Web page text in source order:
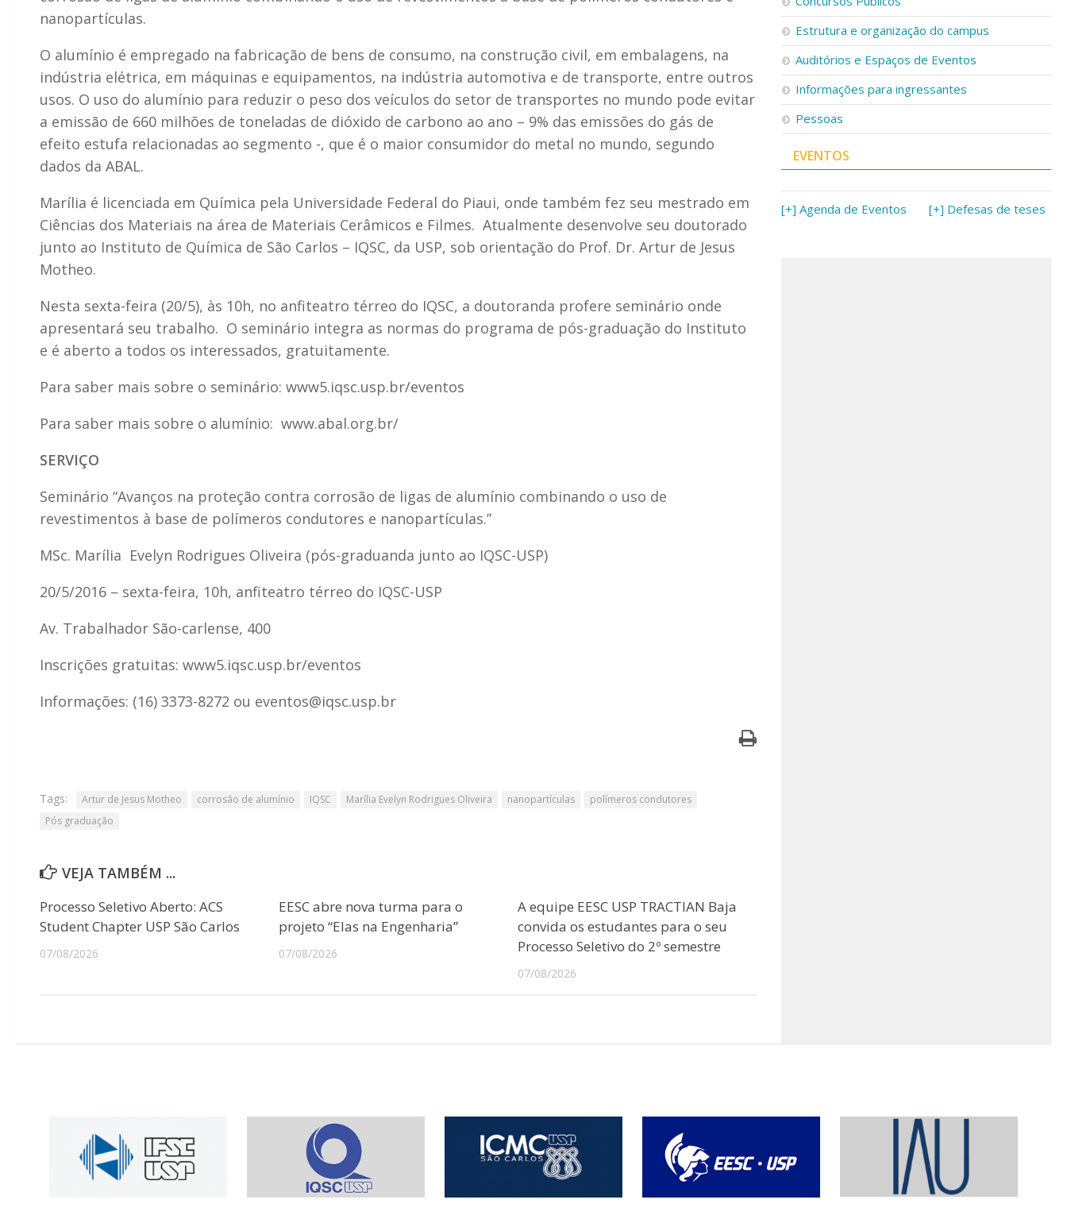
nanopartículas.
O alumínio é empregado na fabricação de bens de consumo, na construção civil, em embalagens, na
indústria elétrica, em máquinas e equipamentos, na indústria automotiva e de transporte, entre outros
usos. O uso do alumínio para reduzir o peso dos veículos do setor de transportes no mundo pode evitar
a emissão de 660 milhões de toneladas de dióxido de carbono ao ano – 9% das emissões do gás de
efeito estufa relacionadas ao segmento -, que é o maior consumidor do metal no mundo, segundo
dados da ABAL.
Marília é licenciada em Química pela Universidade Federal do Piaui, onde também fez seu mestrado em
Ciências dos Materiais na área de Materiais Cerâmicos e Filmes. Atualmente desenvolve seu doutorado
junto ao Instituto de Química de São Carlos – IQSC, da USP, sob orientação do Prof. Dr. Artur de Jesus
Motheo.
Nesta sexta-feira (20/5), às 10h, no anfiteatro térreo do IQSC, a doutoranda profere seminário onde
apresentará seu trabalho. O seminário integra as normas do programa de pós-graduação do Instituto
e é aberto a todos os interessados, gratuitamente.
Para saber mais sobre o seminário: www5.iqsc.usp.br/eventos
Para saber mais sobre o alumínio: www.abal.org.br/
SERVIÇO
Seminário “Avanços na proteção contra corrosão de ligas de alumínio combinando o uso de
revestimentos à base de polímeros condutores e nanopartículas.”
MSc. Marília Evelyn Rodrigues Oliveira (pós-graduanda junto ao IQSC-USP)
20/5/2016 – sexta-feira, 10h, anfiteatro térreo do IQSC-USP
Av. Trabalhador São-carlense, 400
Inscrições gratuitas: www5.iqsc.usp.br/eventos
Informações: (16) 3373-8272 ou eventos@iqsc.usp.br
Tags: Artur de Jesus Motheo corrosão de alumínio IQSC Marília Evelyn Rodrigues Oliveira nanopartículas
polímeros condutores
Pós graduação
VEJA TAMBÉM ...
Processo Seletivo Aberto: ACS
Student Chapter USP São Carlos
07/08/2026
EESC abre nova turma para o
projeto “Elas na Engenharia”
07/08/2026
A equipe EESC USP TRACTIAN Baja
convida os estudantes para o seu
Processo Seletivo do 2º semestre
07/08/2026
Estrutura e organização do campus
Auditórios e Espaços de Eventos
Informações para ingressantes
Pessoas
EVENTOS
[+] Agenda de Eventos [+] Defesas de teses